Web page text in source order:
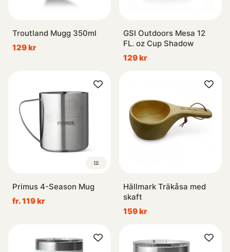
Troutland Mugg 350ml
129 kr
GSI Outdoors Mesa 12
FL. oz Cup Shadow
129 kr
Primus 4-Season Mug
fr. 119 kr
Hällmark Träkåsa med
skaft
159 kr